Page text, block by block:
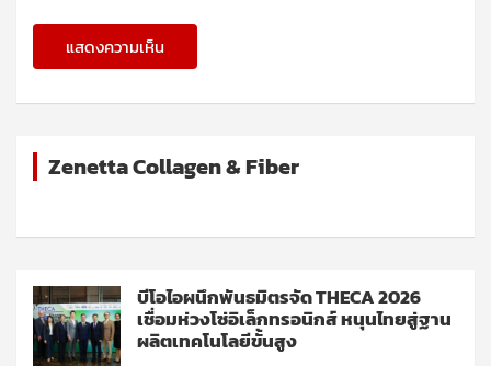
Zenetta Collagen & Fiber
บีโอไอผนึกพันธมิตรจัด THECA 2026
เชื่อมห่วงโซ่อิเล็กทรอนิกส์ หนุนไทยสู่ฐาน
ผลิตเทคโนโลยีขั้นสูง